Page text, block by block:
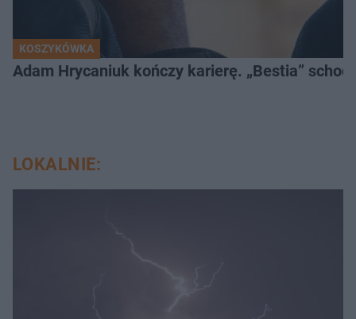
KOSZYKÓWKA
Adam Hrycaniuk kończy karierę. „Bestia”
LOKALNIE: